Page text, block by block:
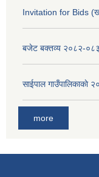
Invitation for Bids
बजेट बक्तव्य २०८२-०८३
साईपाल
more